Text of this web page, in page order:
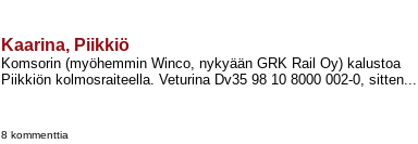
Kaarina, Piikkiö
Komsorin (myöhemmin Winco, nykyään GRK Rail Oy) kalustoa
Piikkiön kolmosraiteella. Veturina Dv35 98 10 8000 002-​0, sitten...
8 kommenttia